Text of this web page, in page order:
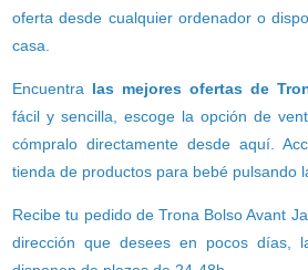
oferta desde cualquier ordenador o
casa.
Encuentra las mejores ofertas de
fácil y sencilla, escoge la opción de
cómpralo directamente desde aquí.
tienda de productos para bebé pulsando
Recibe tu pedido de Trona Bolso Avant
dirección que desees en pocos días,